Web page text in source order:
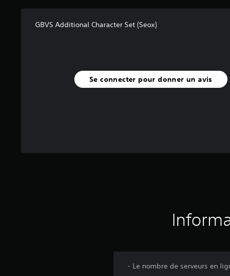
GBVS Additional Character Set (Seox)
Se connecter pour donner un avis
- Le nombre de serveurs en